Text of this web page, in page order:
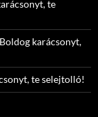
te
karácsonyt,
te selejtolló!